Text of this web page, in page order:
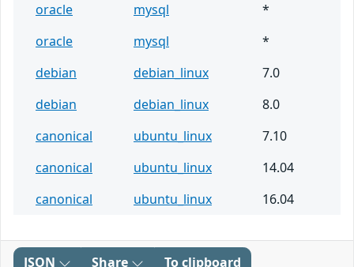
oracle
mysql
*
oracle
mysql
*
debian
debian_linux
7.0
debian
debian_linux
8.0
canonical
ubuntu_linux
7.10
canonical
ubuntu_linux
14.04
canonical
ubuntu_linux 16.04
JSON Share To clipboard